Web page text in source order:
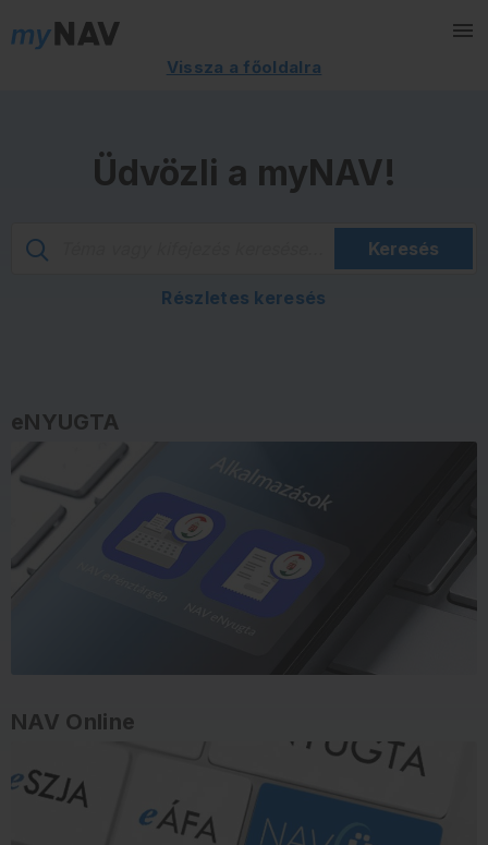
Vissza a főoldalra
Üdvözli a myNAV!
Keresés
Részletes keresés
eNYUGTA
NAV Online